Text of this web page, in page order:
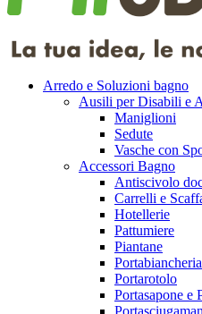
Arredo e Soluzioni bagno
Ausili per Disabili e
Maniglioni
Sedute
Vasche con
Accessori Bagno
Antiscivolo
Carrelli e
Hotellerie
Pattumiere
Piantane
Portabiancheria
Portarotolo
Portasapone e